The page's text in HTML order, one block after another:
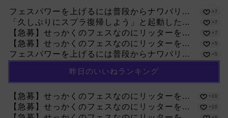
フェスパワーを上げるには普段からナワバリ... +7
「久しぶりにスプラ復帰しよう」と起動した... +7
【急募】せっかくのフェスなのにリッターを... +7
【急募】せっかくのフェスなのにリッターを... +5
フェスパワーを上げるには普段からナワバリ... +5
昨日のいいねランキング
【急募】せっかくのフェスなのにリッターを... +10
【急募】せっかくのフェスなのにリッターを... +10